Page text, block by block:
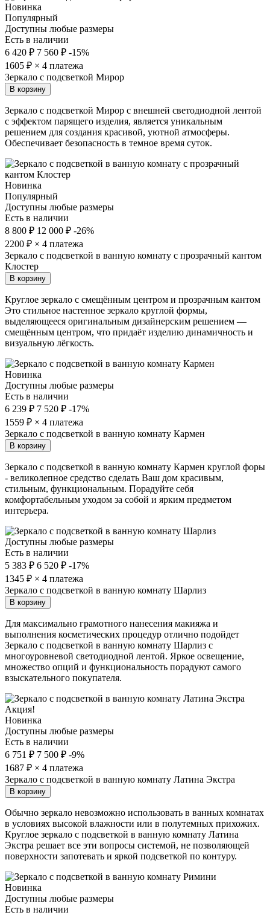
Новинка
Популярный
Доступны любые размеры
Есть в наличии
6 420 ₽ 7 560 ₽ -15%
1605 ₽ × 4 платежа
Зеркало с подсветкой Мирор
В корзину
Зеркало с подсветкой Мирор с внешней светодиодной лентой
с эффектом парящего изделия, является уникальным
решением для создания красивой, уютной атмосферы.
Обеспечивает безопасность в темное время суток.
Новинка
Популярный
Доступны любые размеры
Есть в наличии
8 800 ₽ 12 000 ₽ -26%
2200 ₽ × 4 платежа
Зеркало с подсветкой в ванную комнату с прозрачный кантом
Клостер
В корзину
Круглое зеркало с смещённым центром и прозрачным кантом
Это стильное настенное зеркало круглой формы,
выделяющееся оригинальным дизайнерским решением —
смещённым центром, что придаёт изделию динамичность и
визуальную лёгкость.
Новинка
Доступны любые размеры
Есть в наличии
6 239 ₽ 7 520 ₽ -17%
1559 ₽ × 4 платежа
Зеркало с подсветкой в ванную комнату Кармен
В корзину
Зеркало с подсветкой в ванную комнату Кармен круглой форы
- великолепное средство сделать Ваш дом красивым,
стильным, функциональным. Порадуйте себя
комфортабельным уходом за собой и ярким предметом
интерьера.
Доступны любые размеры
Есть в наличии
5 383 ₽ 6 520 ₽ -17%
1345 ₽ × 4 платежа
Зеркало с подсветкой в ванную комнату Шарлиз
В корзину
Для максимально грамотного нанесения макияжа и
выполнения косметических процедур отлично подойдет
Зеркало с подсветкой в ванную комнату Шарлиз с
многоуровневой светодиодной лентой. Яркое освещение,
множество опций и функциональность порадуют самого
взыскательного покупателя.
Акция!
Новинка
Доступны любые размеры
Есть в наличии
6 751 ₽ 7 500 ₽ -9%
1687 ₽ × 4 платежа
Зеркало с подсветкой в ванную комнату Латина Экстра
В корзину
Обычно зеркало невозможно использовать в ванных комнатах
в условиях высокой влажности или в полутемных прихожих.
Круглое зеркало с подсветкой в ванную комнату Латина
Экстра решает все эти вопросы системой, не позволяющей
поверхности запотевать и яркой подсветкой по контуру.
Новинка
Доступны любые размеры
Есть в наличии